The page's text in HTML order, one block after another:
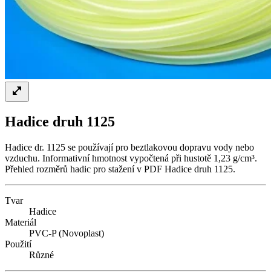
Hadice druh 1125
Hadice dr. 1125 se používají pro beztlakovou dopravu vody nebo
vzduchu. Informativní hmotnost vypočtená při hustotě 1,23 g/cm³.
Přehled rozměrů hadic pro stažení v PDF Hadice druh 1125.
Tvar
Hadice
Materiál
PVC-P (Novoplast)
Použití
Různé